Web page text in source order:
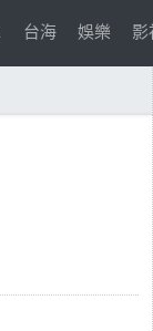
台海 娛樂 影